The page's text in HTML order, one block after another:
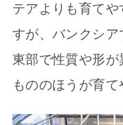
テアよりも育て
すが、バンクシア
東部で性質や形
もののほうが育て